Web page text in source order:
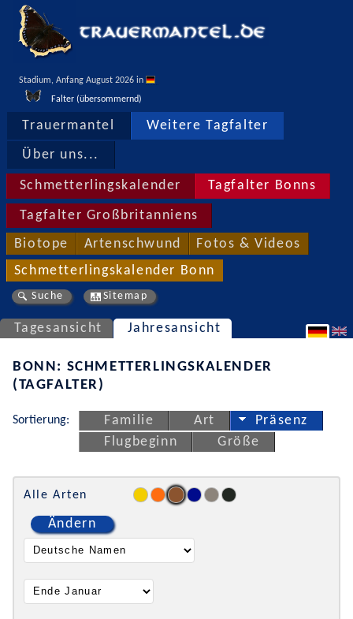
Stadium, Anfang August 2026 in
Falter (übersommernd)
Trauermantel Weitere Tagfalter
Über uns...
Schmetterlingskalender Tagfalter Bonns
Tagfalter Großbritanniens
Biotope Artenschwund Fotos & Videos
Schmetterlingskalender Bonn
Suche Sitemap
Tagesansicht Jahresansicht
BONN: SCHMETTERLINGSKALENDER
(TAGFALTER)
Sortierung: Familie Art
Präsenz
Flugbeginn
Größe
Alle Arten
Ändern